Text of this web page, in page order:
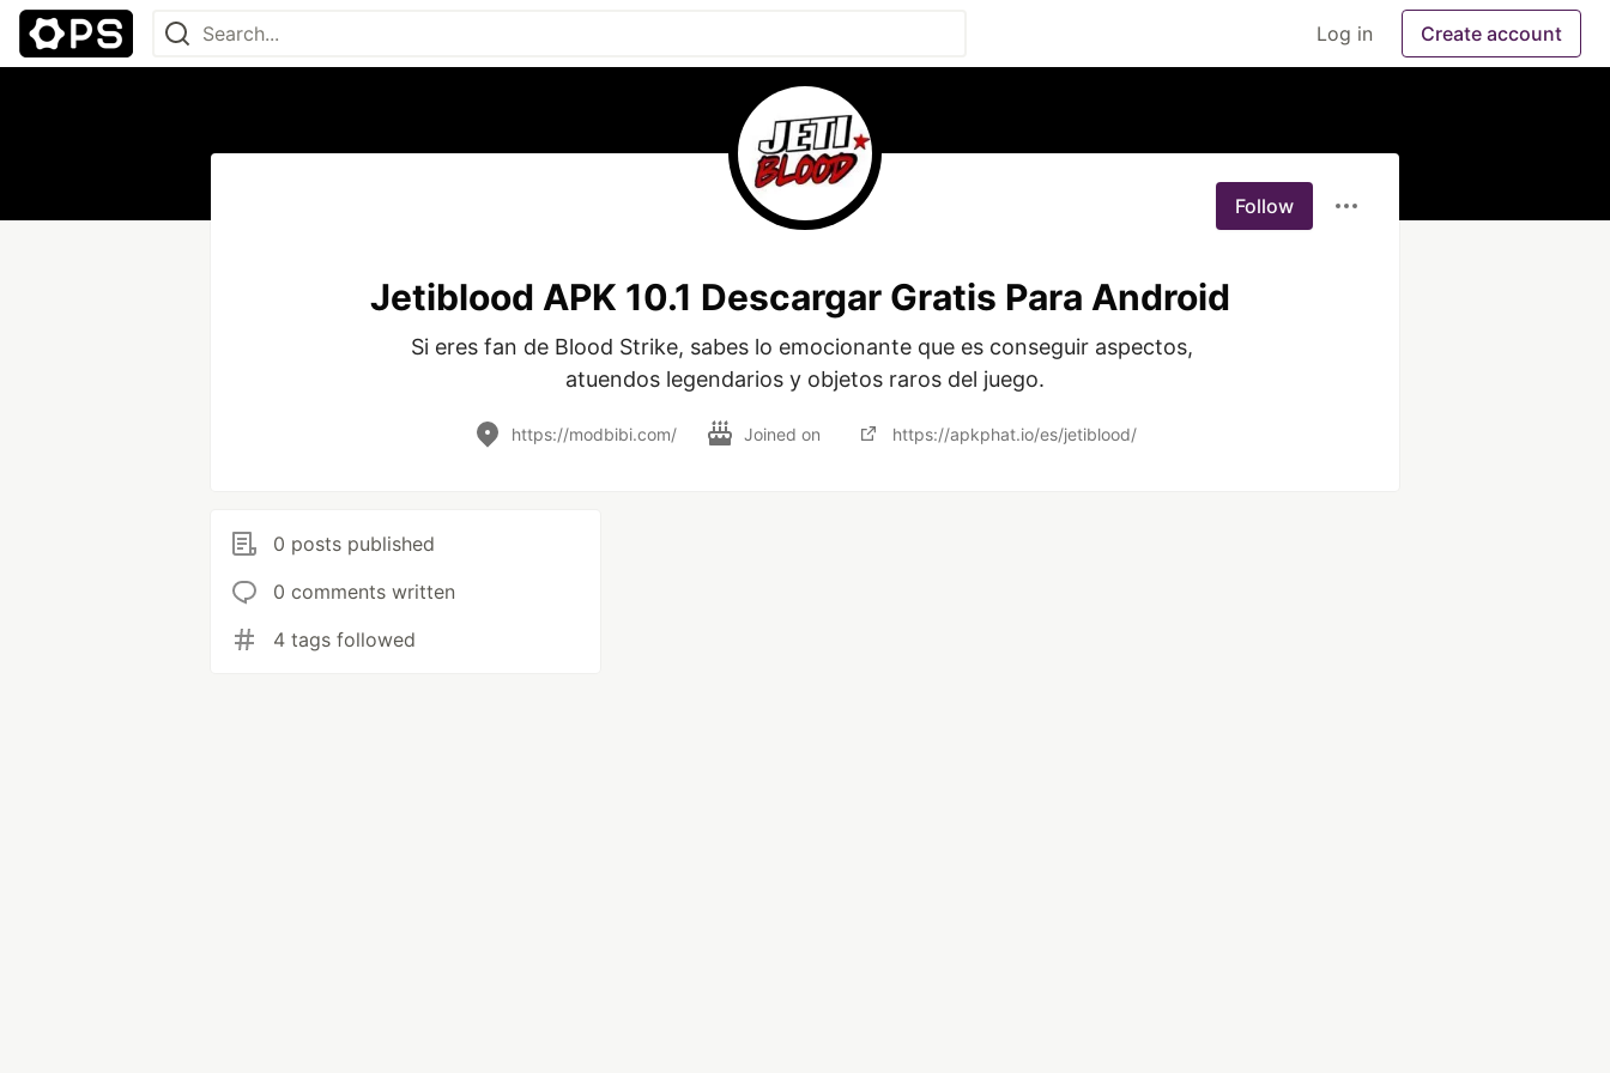
Log in Create account
Follow
Jetiblood APK 10.1 Descargar Gratis Para Android
Si eres fan de Blood Strike, sabes lo emocionante que es conseguir aspectos,
atuendos legendarios y objetos raros del juego.
https://modbibi.com/ Joined on https://apkphat.io/es/jetiblood/
0 posts published
0 comments written
4 tags followed